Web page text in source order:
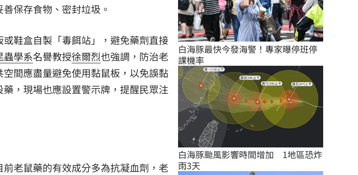
保存食物、密封垃圾。
鞋盒自製「毒餌站」，避免藥劑直接
蟲學系名譽教授徐爾烈也強調，防治老
間應盡量避免使用黏鼠板，以免誤黏
，現場也應設置警示牌，提醒民眾注
老鼠藥的有效成分多為抗凝血劑，老
白海豚最快今發海警！專家曝停班停
課機率
白海豚颱風影響時間增加　1地區恐炸
雨3天